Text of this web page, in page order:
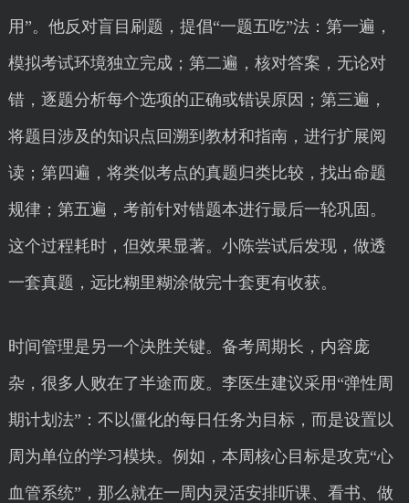
用”。他反对盲目刷题，提倡“一题五吃”法：第一遍，
模拟考试环境独立完成；第二遍，核对答案，无论对
错，逐题分析每个选项的正确或错误原因；第三遍，
将题目涉及的知识点回溯到教材和指南，进行扩展阅
读；第四遍，将类似考点的真题归类比较，找出命题
规律；第五遍，考前针对错题本进行最后一轮巩固。
这个过程耗时，但效果显著。小陈尝试后发现，做透
一套真题，远比糊里糊涂做完十套更有收获。
时间管理是另一个决胜关键。备考周期长，内容庞
杂，很多人败在了半途而废。李医生建议采用“弹性周
期计划法”：不以僵化的每日任务为目标，而是设置以
周为单位的学习模块。例如，本周核心目标是攻克“心
血管系统”，那么就在一周内灵活安排听课、看书、做